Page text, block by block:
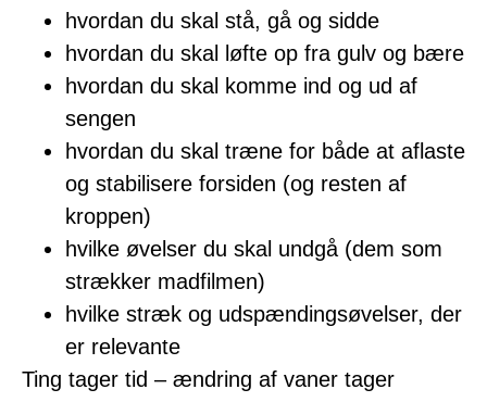
hvordan du skal stå, gå og sidde
hvordan du skal løfte op fra gulv og bære
hvordan du skal komme ind og ud af
sengen
hvordan du skal træne for både at aflaste
og stabilisere forsiden (og resten af
kroppen)
hvilke øvelser du skal undgå (dem som
strækker madfilmen)
hvilke stræk og udspændingsøvelser, der
er relevante
Ting tager tid – ændring af vaner tager